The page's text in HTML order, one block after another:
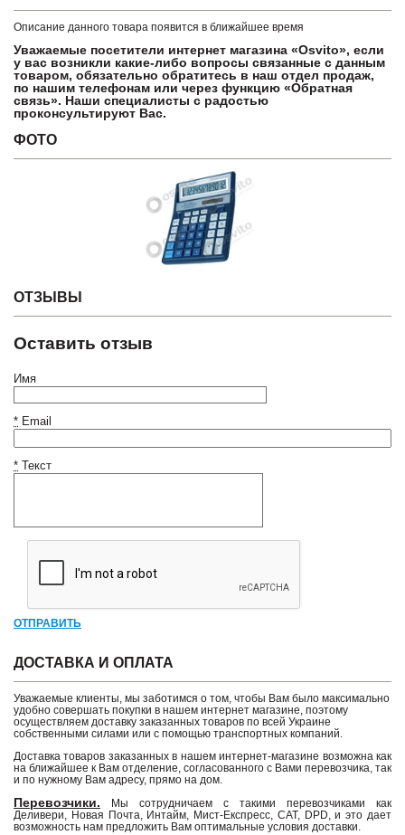
Описание данного товара появится в ближайшее время
Уважаемые посетители интернет магазина «Osvito», если
у вас возникли какие-либо вопросы связанные с данным
товаром, обязательно обратитесь в наш отдел продаж,
по нашим телефонам или через функцию «Обратная
связь». Наши специалисты с радостью
проконсультируют Вас.
ФОТО
ОТЗЫВЫ
Оставить отзыв
Имя
* Email
* Текст
ОТПРАВИТЬ
ДОСТАВКА И ОПЛАТА
Уважаемые клиенты, мы заботимся о том, чтобы Вам было максимально
удобно совершать покупки в нашем интернет магазине, поэтому
осуществляем доставку заказанных товаров по всей Украине
собственными силами или с помощью транспортных компаний.
Доставка товаров заказанных в нашем интернет-магазине возможна как
на ближайшее к Вам отделение, согласованного с Вами перевозчика, так
и по нужному Вам адресу, прямо на дом.
Перевозчики. Мы сотрудничаем с такими перевозчиками как
Деливери, Новая Почта, Интайм, Мист-Експресс, САТ, DPD, и это дает
возможность нам предложить Вам оптимальные условия доставки.